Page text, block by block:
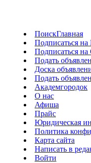
ПоискГлавная
Подписаться на
Подписаться на
Подать
Доска
Подать
Академгородок
О нас
Афиша
Прайс
Юридическая
Политика
Карта сайта
Написать в
Войти